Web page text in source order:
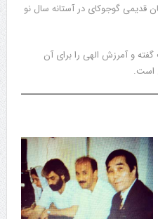
قدیمی گوجوکای در آستانه سال نو
و آمرزش الهی را برای آن
است.